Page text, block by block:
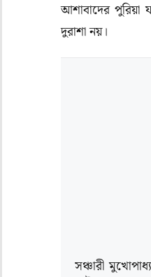
আশাবাদের
দুরাশা নয়।
সঞ্চারী